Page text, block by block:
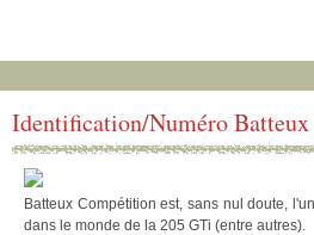
Identification/Numéro
Batteux Compétition est, sans nul doute,
dans le monde de la 205 GTi (entre autres).